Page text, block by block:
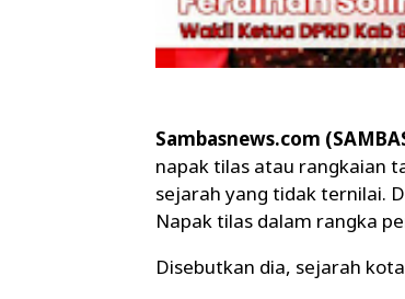
Sambasnews.com
napak tilas atau rangkaian
sejarah yang tidak ternilai.
Napak tilas dalam rangka
Disebutkan dia, sejarah